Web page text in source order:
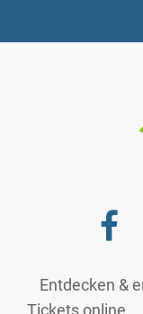
Entdecken &
Tickets online